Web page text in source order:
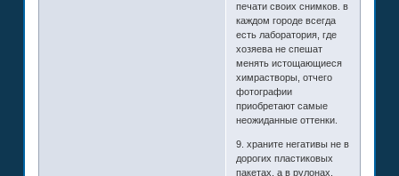
печати своих снимков. в
каждом городе всегда
есть лаборатория, где
хозяева не спешат
менять истощающиеся
химрастворы, отчего
фотографии
приобретают самые
неожиданные оттенки.
9. храните негативы не в
дорогих пластиковых
пакетах, а в рулонах.